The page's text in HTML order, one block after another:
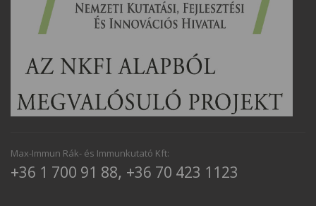
Max-Immun Rák- és Immunkutató Kft:
+36 1 700 91 88, +36 70 423 1123